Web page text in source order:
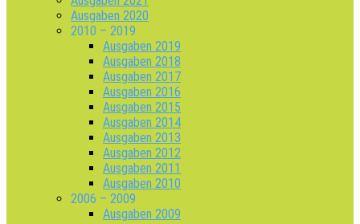
Ausgaben 2020
2010 – 2019
Ausgaben 2019
Ausgaben 2018
Ausgaben 2017
Ausgaben 2016
Ausgaben 2015
Ausgaben 2014
Ausgaben 2013
Ausgaben 2012
Ausgaben 2011
Ausgaben 2010
2006 – 2009
Ausgaben 2009